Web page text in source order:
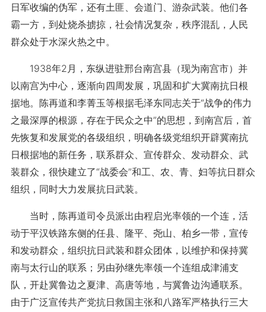
日军收编的伪军，还有土匪、会道门、游杂武装。他们各
霸一方，到处烧杀掳掠，社会情况复杂，秩序混乱，人民
群众处于水深火热之中。
1938年2月，东纵进驻邢台南宫县（现为南宫市）并
以南宫为中心，逐渐向四周发展，巩固和扩大冀南抗日根
据地。陈再道和李菁玉等根据毛泽东同志关于“战争的伟力
之最深厚的根源，存在于民众之中”的思想，到南宫后，首
先恢复和发展党的各级组织，明确各级党组织开辟冀南抗
日根据地的新任务，联系群众、宣传群众、发动群众、武
装群众，很快建立了“战委会”和工、农、青、妇等抗日群众
组织，同时大力发展抗日武装。
当时，陈再道司令员派出由程启光率领的一个连，活
动于平汉铁路东侧的任县、隆平、尧山、柏乡一带，宣传
和发动群众，组织抗日武装和群众团体，以维护和保持冀
南与太行山的联系；另由孙继先率领一个连组成津浦支
队，开赴冀鲁边之夏津、高唐等地，与冀鲁边沟通联系。
由于广泛宣传共产党抗日救国主张和八路军严格执行三大